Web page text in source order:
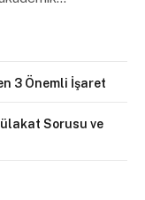
3 Önemli İşaret
Sorusu ve